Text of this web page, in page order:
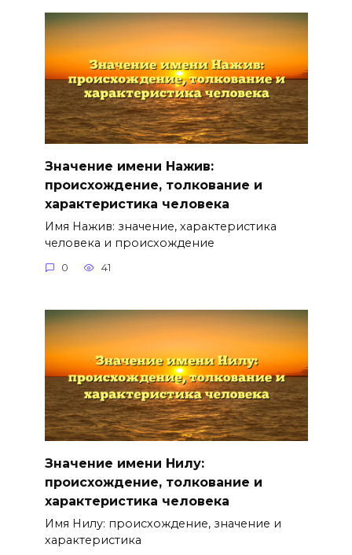
Значение имени Нажив:
происхождение, толкование и
характеристика человека
Имя Нажив: значение, характеристика
человека и происхождение
0 41
Значение имени Нилу:
происхождение, толкование и
характеристика человека
Имя Нилу: происхождение, значение и
характеристика